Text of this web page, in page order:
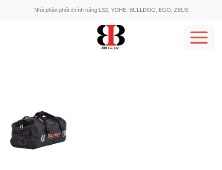
Nhà phân phối chính hãng LS2, YOHE, BULLDOG, EGO, ZEUS